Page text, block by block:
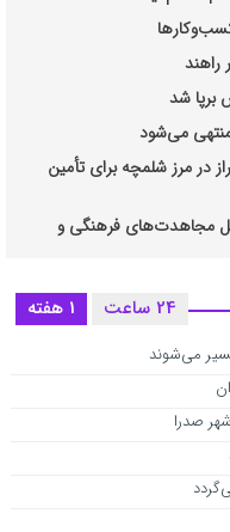
راهند
برپا شد
می‌شود
در مرز شلمچه برای تأمین
مجاهدت‌های فرهنگی و
میدان عمل ترجمه کرد
و اتاق فکر شهرداری
/ مرجعیت خبری، کلید
جنوب
1 هفته 24 ساعت
می‌شوند
صدرا